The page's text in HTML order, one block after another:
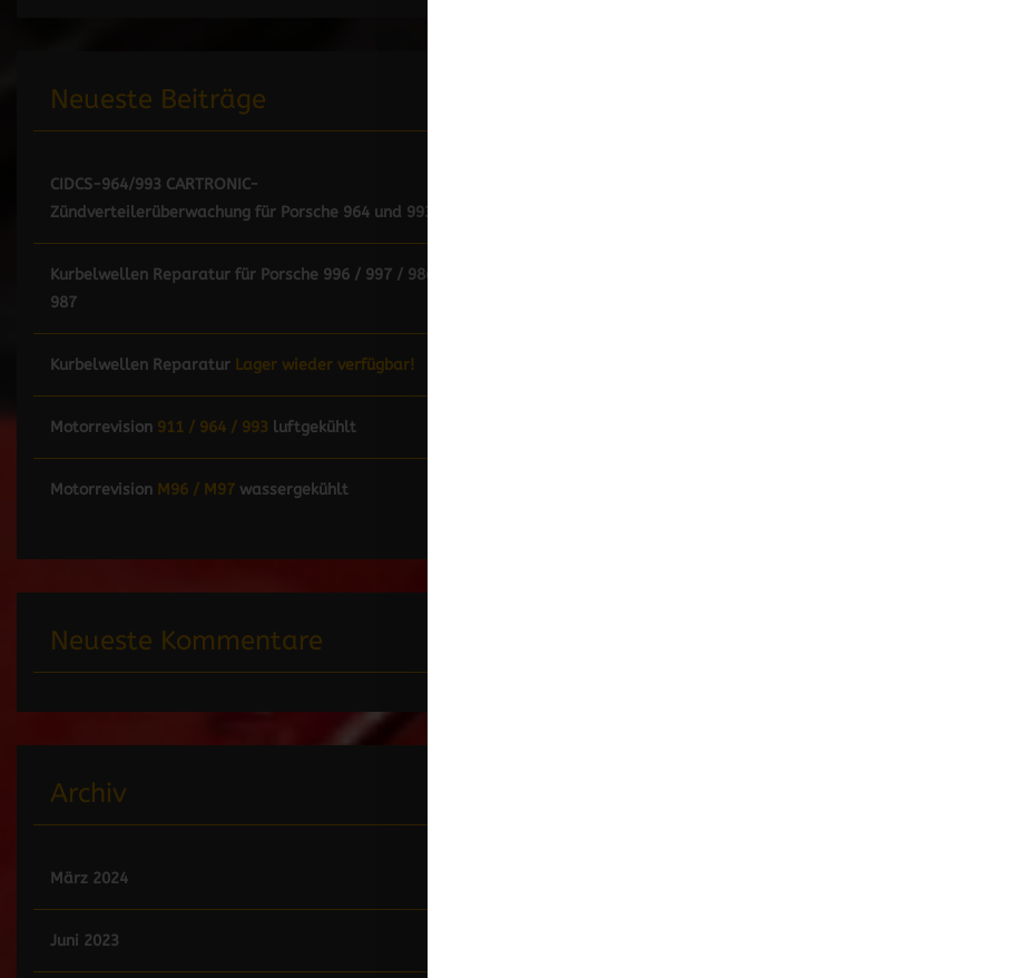
Neueste Beiträge
CIDCS-964/993 CARTRONIC-
Zündverteilerüberwachung für Porsche 964 und 993
Kurbelwellen Reparatur für Porsche 996 / 997 / 986 /
987
Kurbelwellen Reparatur Lager wieder verfügbar!
Motorrevision 911 / 964 / 993 luftgekühlt
Motorrevision M96 / M97 wassergekühlt
Neueste Kommentare
Archiv
März 2024
Juni 2023